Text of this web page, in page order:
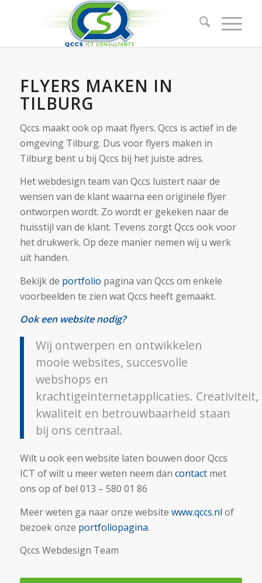
FLYERS MAKEN IN
TILBURG
Qccs maakt ook op maat flyers. Qccs is actief in de
omgeving Tilburg. Dus voor flyers maken in
Tilburg bent u bij Qccs bij het juiste adres.
Het webdesign team van Qccs luistert naar de
wensen van de klant waarna een originele flyer
ontworpen wordt. Zo wordt er gekeken naar de
huisstijl van de klant. Tevens zorgt Qccs ook voor
het drukwerk. Op deze manier nemen wij u werk
uit handen.
Bekijk de portfolio pagina van Qccs om enkele
voorbeelden te zien wat Qccs heeft gemaakt.
Ook een website nodig?
Wij ontwerpen en ontwikkelen
mooie websites, succesvolle
webshops en
krachtigeinternetapplicaties. Creativiteit,
kwaliteit en betrouwbaarheid staan
bij ons centraal.
Wilt u ook een website laten bouwen door Qccs
ICT of wilt u meer weten neem dan contactmet
ons op of bel 013 – 580 01 86
Meer weten ga naar onze website www.qccs.nl of
bezoek onze portfoliopagina.
Qccs Webdesign Team